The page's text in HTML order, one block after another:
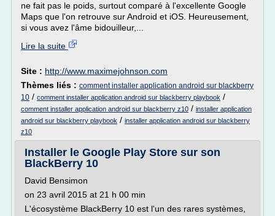
ne fait pas le poids, surtout comparé à l'excellente Google
Maps que l'on retrouve sur Android et iOS. Heureusement,
si vous avez l'âme bidouilleur,...
Lire la suite
Site : http://www.maximejohnson.com
Thèmes liés : comment installer application android sur blackberry
10 / comment installer application android sur blackberry playbook /
comment installer application android sur blackberry z10 / installer application
android sur blackberry playbook / installer application android sur blackberry
z10
Installer le Google Play Store sur son
BlackBerry 10
David Bensimon
on 23 avril 2015 at 21 h 00 min
L'écosystème BlackBerry 10 est l'un des rares systèmes,